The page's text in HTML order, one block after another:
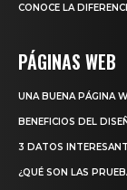
CONOCE LA
PÁGINAS WEB
UNA BUENA PÁGINA
BENEFICIOS DEL
3 DATOS
¿QUÉ SON LAS